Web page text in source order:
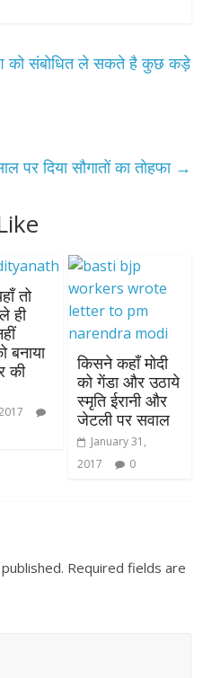
को संबोधित ले सकते है कुछ कड़े
पर दिया सौगातों का तोहफा →
तो
ही
बनाया
की
किसने कहाँ मोदी
को गेंडा और उठाये
स्मृति ईरानी और
जेटली पर सवाल
January 31,
2017
0
Required fields are